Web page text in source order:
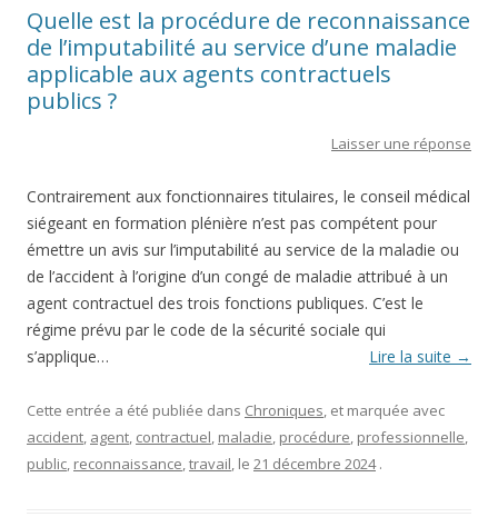
Quelle est la procédure de reconnaissance
de l’imputabilité au service d’une maladie
applicable aux agents contractuels
publics ?
Laisser une réponse
Contrairement aux fonctionnaires titulaires, le conseil médical
siégeant en formation plénière n’est pas compétent pour
émettre un avis sur l’imputabilité au service de la maladie ou
de l’accident à l’origine d’un congé de maladie attribué à un
agent contractuel des trois fonctions publiques. C’est le
régime prévu par le code de la sécurité sociale qui
s’applique…
Lire la suite →
Cette entrée a été publiée dans Chroniques, et marquée avec
accident, agent, contractuel, maladie, procédure, professionnelle,
public, reconnaissance,travail, le 21 décembre 2024 .